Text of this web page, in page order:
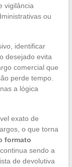
vigilância
ou
identificar
desejado evita
comercial que
perde tempo.
a lógica
exato de
o que torna
formato
sendo a
de devolutiva